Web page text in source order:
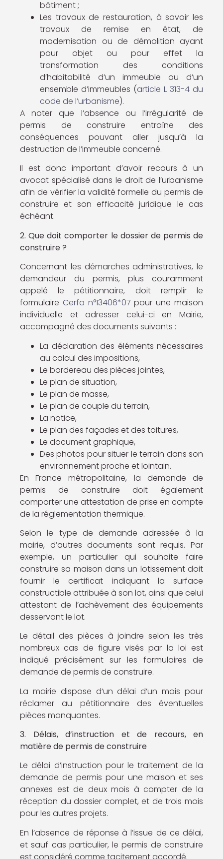
bâtiment ;
Les travaux de restauration, à savoir les
travaux de remise en état, de
modernisation ou de démolition ayant
pour objet ou pour effet la
transformation des conditions
d’habitabilité d’un immeuble ou d’un
ensemble d’immeubles (article L 313-4 du
code de l’urbanisme).
A noter que l’absence ou l’irrégularité de
permis de construire entraîne des
conséquences pouvant aller jusqu’à la
destruction de l’immeuble concerné.
Il est donc important d’avoir recours à un
avocat spécialisé dans le droit de l’urbanisme
afin de vérifier la validité formelle du permis de
construire et son efficacité juridique le cas
échéant.
2. Que doit comporter le dossier de permis de
construire ?
Concernant les démarches administratives, le
demandeur du permis, plus couramment
appelé le pétitionnaire, doit remplir le
formulaire Cerfa n°13406*07 pour une maison
individuelle et adresser celui-ci en Mairie,
accompagné des documents suivants :
La déclaration des éléments nécessaires
au calcul des impositions,
Le bordereau des pièces jointes,
Le plan de situation,
Le plan de masse,
Le plan de couple du terrain,
La notice,
Le plan des façades et des toitures,
Le document graphique,
Des photos pour situer le terrain dans son
environnement proche et lointain.
En France métropolitaine, la demande de
permis de construire doit également
comporter une attestation de prise en compte
de la réglementation thermique.
Selon le type de demande adressée à la
mairie, d’autres documents sont requis. Par
exemple, un particulier qui souhaite faire
construire sa maison dans un lotissement doit
fournir le certificat indiquant la surface
constructible attribuée à son lot, ainsi que celui
attestant de l’achèvement des équipements
desservant le lot.
Le détail des pièces à joindre selon les très
nombreux cas de figure visés par la loi est
indiqué précisément sur les formulaires de
demande de permis de construire.
La mairie dispose d’un délai d’un mois pour
réclamer au pétitionnaire des éventuelles
pièces manquantes.
3. Délais, d’instruction et de recours, en
matière de permis de construire
Le délai d’instruction pour le traitement de la
demande de permis pour une maison et ses
annexes est de deux mois à compter de la
réception du dossier complet, et de trois mois
pour les autres projets.
En l’absence de réponse à l’issue de ce délai,
et sauf cas particulier, le permis de construire
est considéré comme tacitement accordé.